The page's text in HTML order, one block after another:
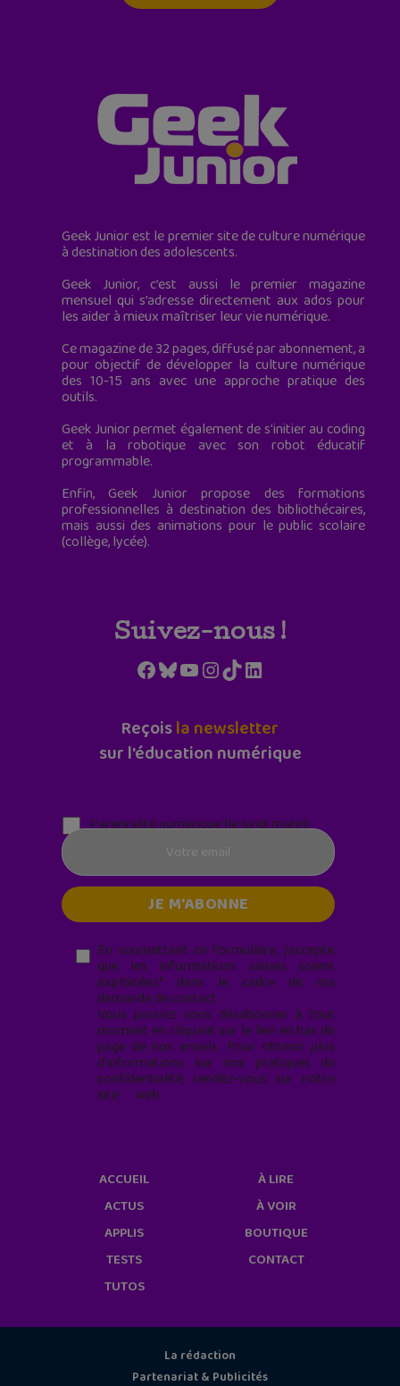
Geek Junior est le premier site de culture numérique
à destination des adolescents.
Geek Junior, c’est aussi le premier magazine
mensuel qui s’adresse directement aux ados pour
les aider à mieux maîtriser leur vie numérique.
Ce magazine de 32 pages, diffusé par abonnement, a
pour objectif de développer la culture numérique
des 10-15 ans avec une approche pratique des
outils.
Geek Junior permet également de s'initier au coding
et à la robotique avec son robot éducatif
programmable.
Enfin, Geek Junior propose des formations
professionnelles à destination des bibliothécaires,
mais aussi des animations pour le public scolaire
(collège, lycée).
Suivez-nous !
Facebook
Bluesky
YouTube
Instagram
TikTokLinkedIn
Reçoisla newsletter
sur l'éducation numérique
Parentalité numérique (le lundi matin)
En soumettant ce formulaire, j’accepte
que les informations saisies soient
exploitées* dans le cadre de ma
demande de contact.
Vous pouvez vous désabonner à tout
moment en cliquant sur le lien en bas de
page de nos emails. Pour obtenir plus
d'informations sur nos pratiques de
confidentialité, rendez-vous sur notre
site web
ACCUEIL
ACTUS
APPLIS
TESTS
TUTOS
À LIRE
À VOIR
BOUTIQUE
CONTACT
La rédaction
Partenariat & Publicités